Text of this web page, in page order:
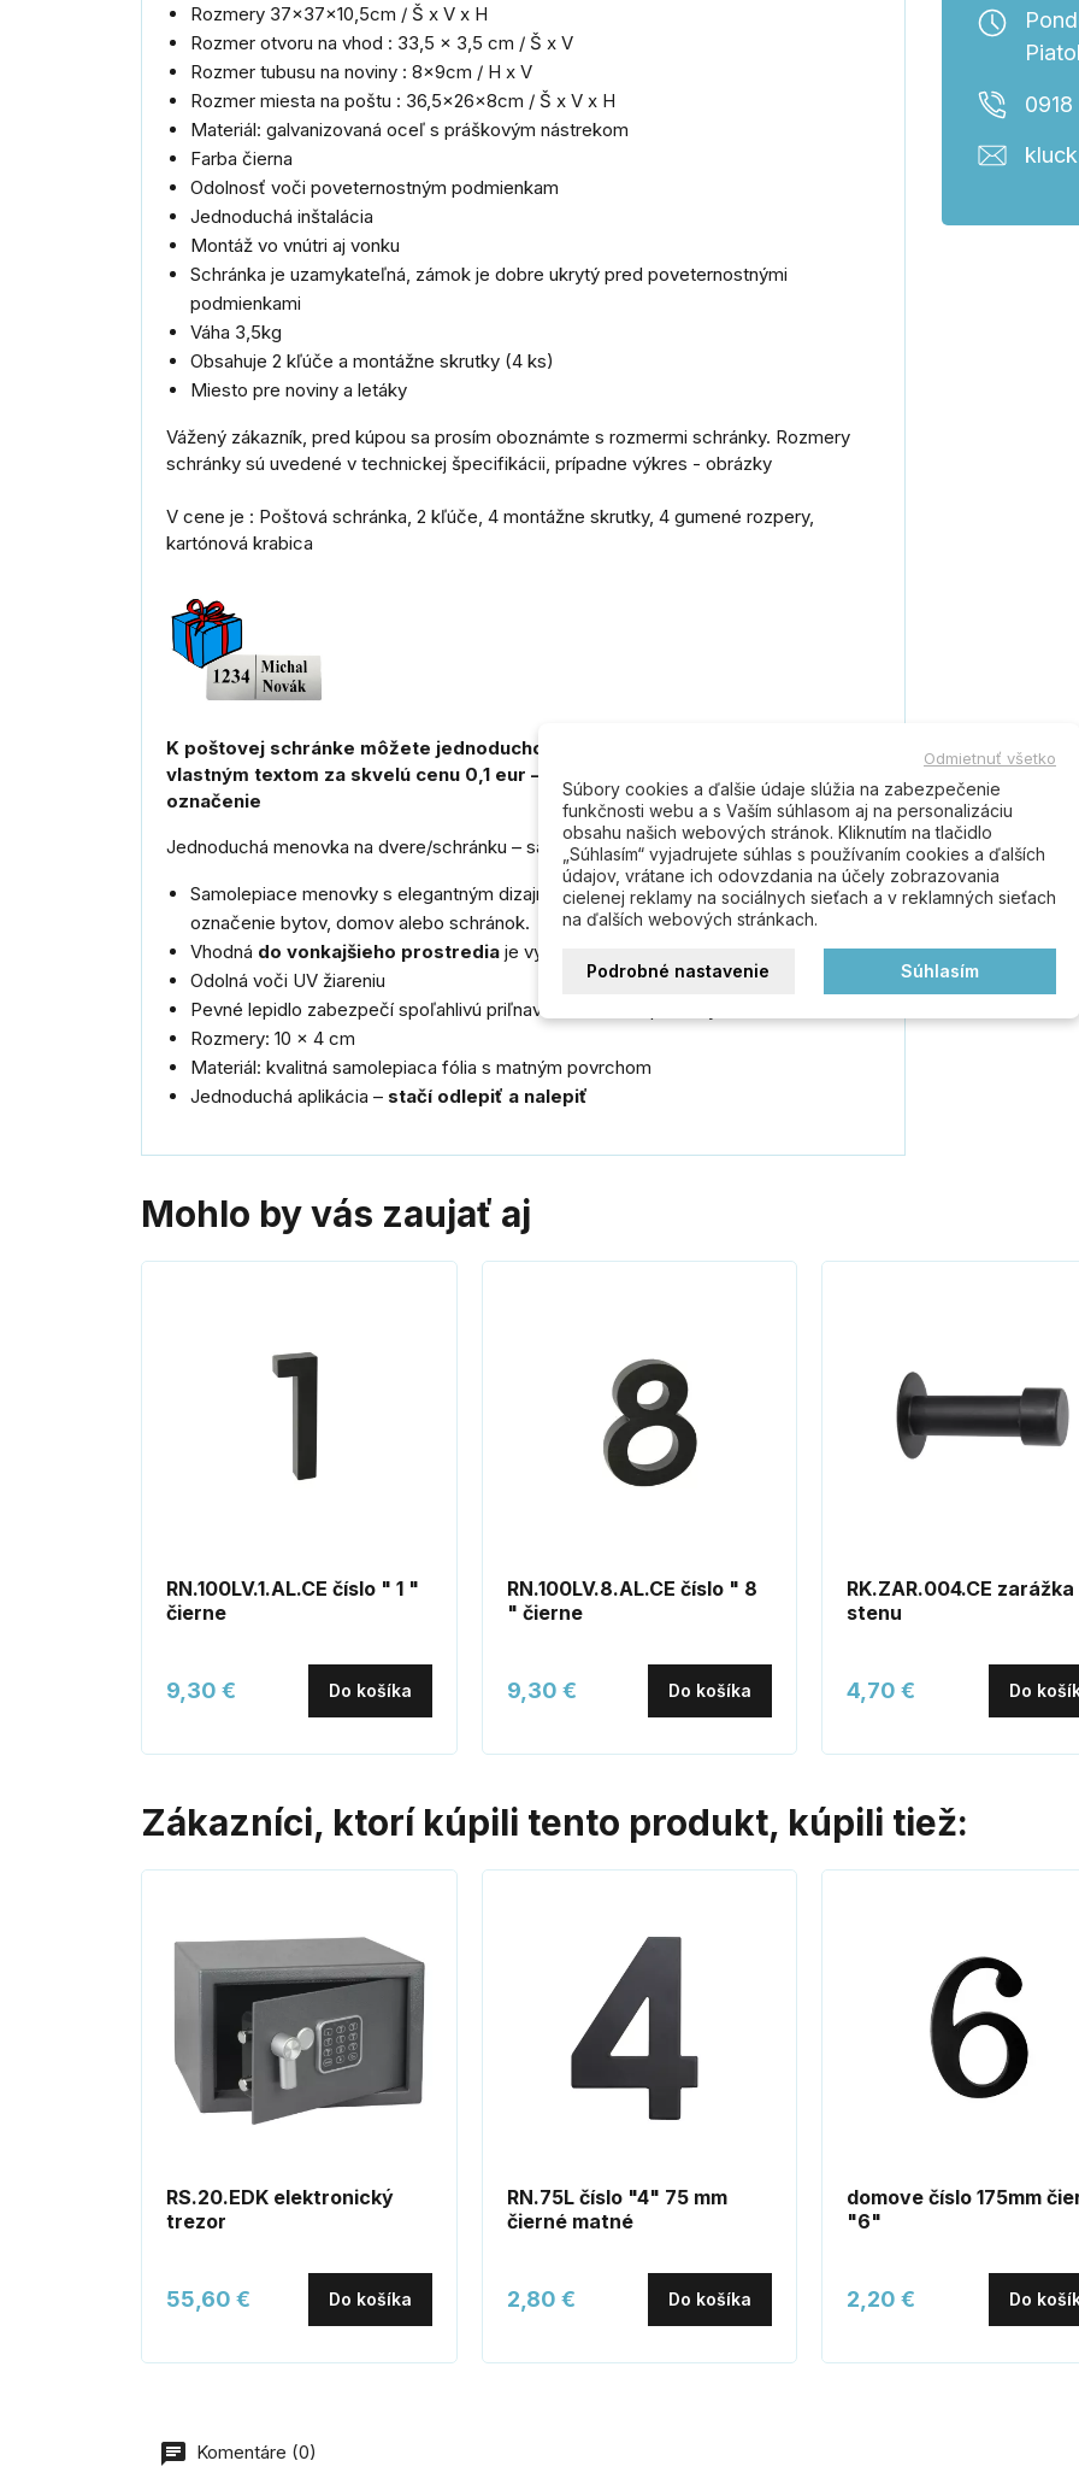
Rozmery 37x37x10,5cm / Š x V x H
Rozmer otvoru na vhod : 33,5 x 3,5 cm / Š x V
Rozmer tubusu na noviny : 8x9cm / H x V
Rozmer miesta na poštu : 36,5x26x8cm / Š x V x H
Materiál: galvanizovaná oceľ s práškovým nástrekom
Farba čierna
Odolnosť voči poveternostným podmienkam
Jednoduchá inštalácia
Montáž vo vnútri aj vonku
Schránka je uzamykateľná, zámok je dobre ukrytý pred poveternostnými
podmienkami
Váha 3,5kg
Obsahuje 2 kľúče a montážne skrutky (4 ks)
Miesto pre noviny a letáky
Vážený zákazník, pred kúpou sa prosím oboznámte s rozmermi schránky. Rozmery
schránky sú uvedené v technickej špecifikácii, prípadne výkres - obrázky
V cene je : Poštová schránka, 2 kľúče, 4 montážne skrutky, 4 gumené rozpery,
kartónová krabica
K poštovej schránke môžete jednoducho získať aj
vlastným textom za skvelú cenu 0,1 eur – pre praktické a prehľadné
označenie
Jednoduchá menovka na dvere/schránku – samolepka
Samolepiace menovky s elegantným dizajnom a čitateľným písmom. Ideálne na
označenie bytov, domov alebo schránok.
Vhodná do vonkajšieho prostredia je vyrobená z kvalitného a odolného materiálu
Odolná voči UV žiareniu
Pevné lepidlo zabezpečí spoľahlivú priľnavosť na rôzne povrchy.
Rozmery: 10 × 4 cm
Materiál: kvalitná samolepiaca fólia s matným povrchom
Jednoduchá aplikácia – stačí odlepiť a nalepiť
Mohlo by vás zaujať aj
RN.100LV.1.AL.CE číslo " 1 "
čierne
9,30 € Do košíka
RN.100LV.8.AL.CE číslo " 8
" čierne
9,30 € Do košíka
RK.ZAR.004.CE zarážka
stenu
4,70 € Do
Zákazníci, ktorí kúpili tento produkt, kúpili tiež:
RS.20.EDK elektronický
trezor
55,60 € Do košíka
RN.75L číslo "4" 75 mm
čierné matné
2,80 € Do košíka
domove číslo 175mm
"6"
2,20 € Do
Komentáre (0)
Odmietnuť všetko
Súbory cookies a ďalšie údaje slúžia na zabezpečenie
funkčnosti webu a s Vaším súhlasom aj na personalizáciu
obsahu našich webových stránok. Kliknutím na tlačidlo
„Súhlasím“ vyjadrujete súhlas s používaním cookies a ďalších
údajov, vrátane ich odovzdania na účely zobrazovania
cielenej reklamy na sociálnych sieťach a v reklamných sieťach
na ďalších webových stránkach.
Podrobné nastavenie Súhlasím